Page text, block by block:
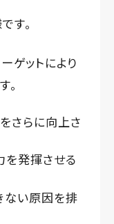
す。
ゲットにより
。
さらに向上さ
を発揮させる
ない原因を排